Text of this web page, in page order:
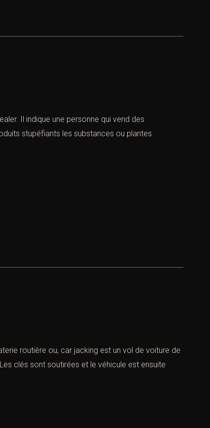
Il indique une personne qui vend des
stupéfiants les substances ou plantes
routière ou, car jacking est un vol de voiture de
clés sont soutirées et le véhicule est ensuite